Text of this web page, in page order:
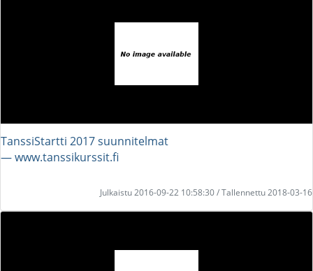
TanssiStartti 2017 suunnitelmat
― www.tanssikurssit.fi
Julkaistu 2016-09-22 10:58:30 / Tallennettu 2018-03-16